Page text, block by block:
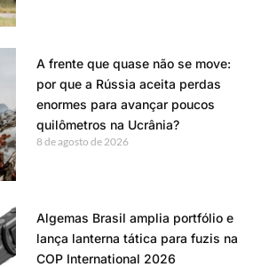
A frente que quase não se move:
por que a Rússia aceita perdas
enormes para avançar poucos
quilômetros na Ucrânia?
8 de agosto de 2026
Algemas Brasil amplia portfólio e
lança lanterna tática para fuzis na
COP International 2026